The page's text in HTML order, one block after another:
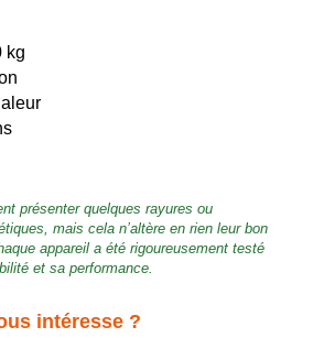
kg
présenter quelques rayures ou
mais cela n’altère en rien leur bon
appareil a été rigoureusement testé
et sa performance.
intéresse ?